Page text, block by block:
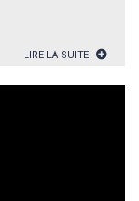
LIRE LA SUITE